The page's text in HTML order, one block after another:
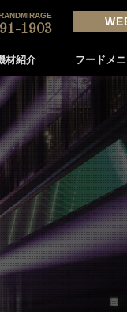
材紹介 フードメ
1903